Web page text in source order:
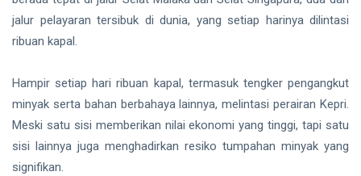
PSSI
jalur pelayaran tersibuk di dunia, yang setiap harinya dilintasi
ribuan kapal.
Hampir setiap hari ribuan kapal, termasuk tengker pengangkut
minyak serta bahan berbahaya lainnya, melintasi perairan Kepri.
Meski satu sisi memberikan nilai ekonomi yang tinggi, tapi satu
sisi lainnya juga menghadirkan resiko tumpahan minyak yang
signifikan.